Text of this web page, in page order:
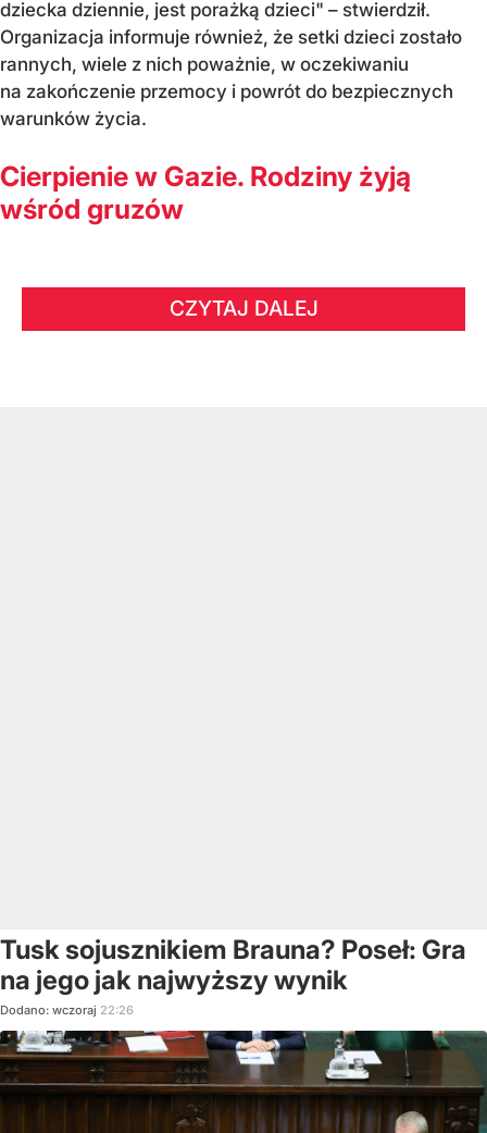
dziecka dziennie, jest porażką dzieci" – stwierdził.
Organizacja informuje również, że setki dzieci zostało
rannych, wiele z nich poważnie, w oczekiwaniu
na zakończenie przemocy i powrót do bezpiecznych
warunków życia.
Cierpienie w Gazie. Rodziny żyją
wśród gruzów
CZYTAJ DALEJ
Tusk sojusznikiem Brauna? Poseł: Gra
na jego jak najwyższy wynik
Dodano: wczoraj 22:26